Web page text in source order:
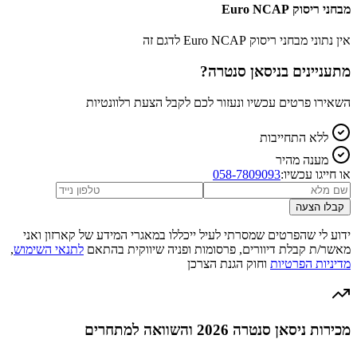
מבחני ריסוק Euro NCAP
אין נתוני מבחני ריסוק Euro NCAP לדגם זה
מתעניינים בניסאן סנטרה?
השאירו פרטים עכשיו ונעזור לכם לקבל הצעת רלוונטיות
ללא התחייבות
מענה מהיר
או חייגו עכשיו:058-7809093
קבלו הצעה
ידוע לי שהפרטים שמסרתי לעיל ייכללו במאגרי המידע של קארזון ואני
מאשר/ת קבלת דיוורים, פרסומות ופניה שיווקית בהתאם לתנאי השימוש,
מדיניות הפרטיות וחוק הגנת הצרכן
מכירות ניסאן סנטרה 2026 והשוואה למתחרים